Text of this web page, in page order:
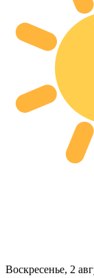
Воскресенье, 2